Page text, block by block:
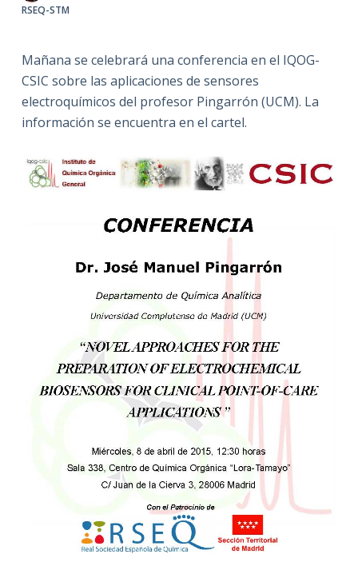
RSEQ-STM
Mañana se celebrará una conferencia en el IQOG-
CSIC sobre las aplicaciones de sensores
electroquímicos del profesor Pingarrón (UCM). La
información se encuentra en el cartel.